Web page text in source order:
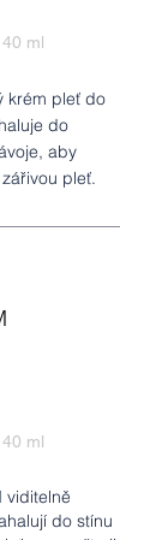
40 ml
krém pleť do
do
aby
pleť.
40 ml
viditelně
do stínu